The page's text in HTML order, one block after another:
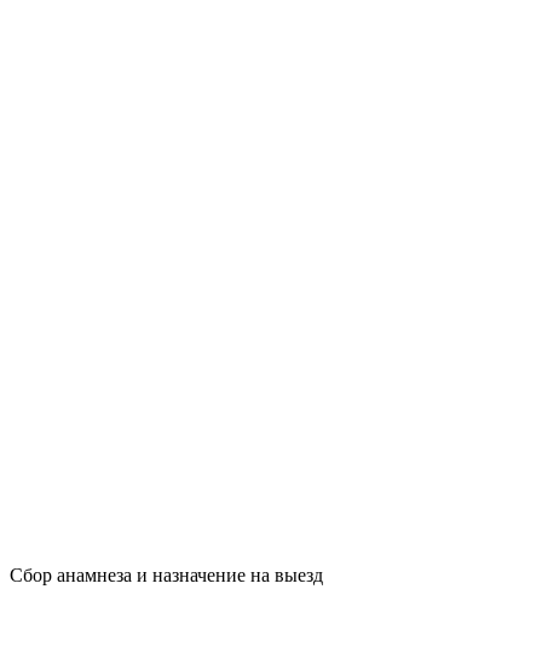
Сбор анамнеза и назначение на выезд